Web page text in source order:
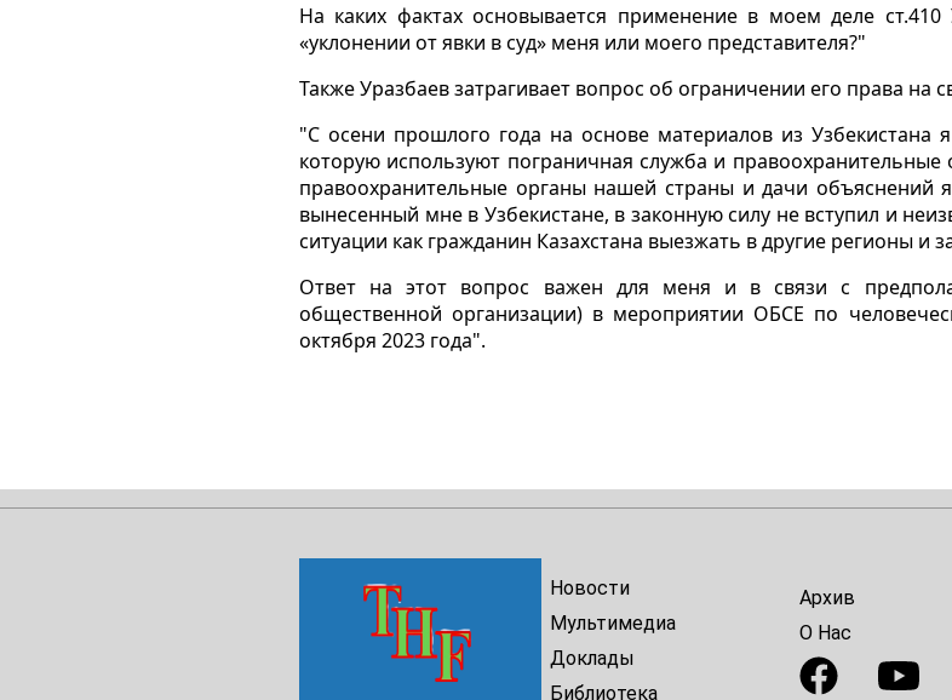
На каких фактах основывается применение в моем деле
«уклонении от явки в суд» меня или моего представителя?"
Также Уразбаев затрагивает вопрос об ограничении его права на
"С осени прошлого года на основе материалов из Узбекистана
которую используют пограничная служба и правоохранительные
правоохранительные органы нашей страны и дачи объяснений
вынесенный мне в Узбекистане, в законную силу не вступил и
ситуации как гражданин Казахстана выезжать в другие регионы и
Ответ на этот вопрос важен для меня и в связи с
общественной организации) в мероприятии ОБСЕ по
октября 2023 года".
Новости
Мультимедиа
Доклады
Библиотека
Архив
О Нас